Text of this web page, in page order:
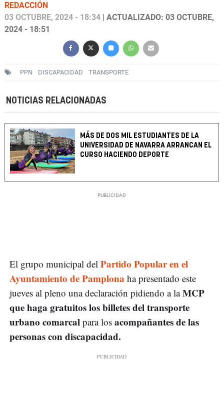
REDACCIÓN
03 OCTUBRE, 2024 - 18:34 | ACTUALIZADO: 03 OCTUBRE,
2024 - 18:51
PPN DISCAPACIDAD TRANSPORTE
NOTICIAS RELACIONADAS
MÁS DE DOS MIL ESTUDIANTES DE LA
UNIVERSIDAD DE NAVARRA ARRANCAN EL
CURSO HACIENDO DEPORTE
El grupo municipal del Partido Popular en el
Ayuntamiento de Pamplona ha presentado este
jueves al pleno una declaración pidiendo a laMCP
que haga gratuitos los billetes del transporte
urbano comarcal para los acompañantes de las
personas con discapacidad.